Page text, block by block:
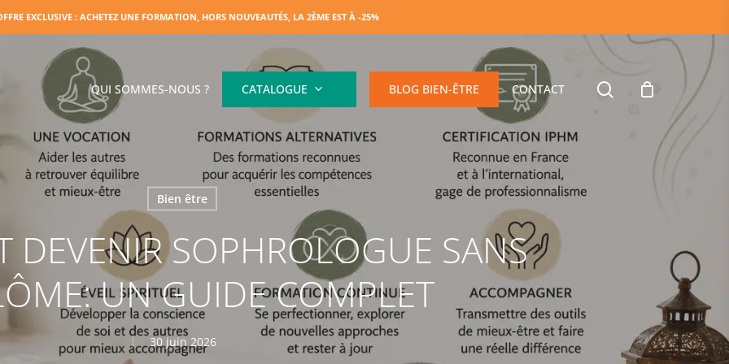
EXCLUSIVE : ACHETEZ UNE FORMATION, HORS NOUVEAUTÉS, LA 2ÈME EST À -25%
QUI SOMMES-NOUS ? CATALOGUE BLOG BIEN-ÊTRE CONTACT search
Bien être
DEVENIR SOPHROLOGUE SANS
UN GUIDE COMPLET
30 juin 2026